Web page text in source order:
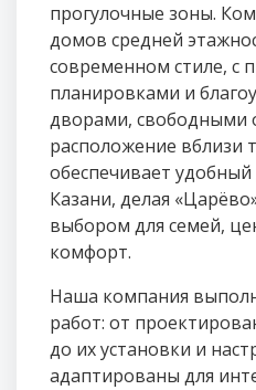
прогулочные зоны.
домов средней
современном стиле, с
планировками и
дворами, свободными
расположение вблизи
обеспечивает
Казани, делая
выбором для семей,
комфорт.
Наша компания
работ: от
до их установки и
адаптированы для